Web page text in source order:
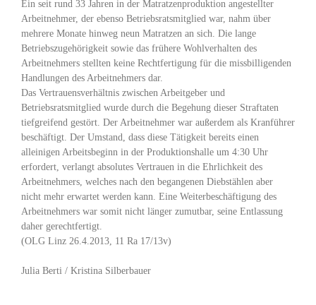
Ein seit rund 33 Jahren in der Matratzenproduktion angestellter
Arbeitnehmer, der ebenso Betriebsratsmitglied war, nahm über
mehrere Monate hinweg neun Matratzen an sich. Die lange
Betriebszugehörigkeit sowie das frühere Wohlverhalten des
Arbeitnehmers stellten keine Rechtfertigung für die missbilligenden
Handlungen des Arbeitnehmers dar.
Das Vertrauensverhältnis zwischen Arbeitgeber und
Betriebsratsmitglied wurde durch die Begehung dieser Straftaten
tiefgreifend gestört. Der Arbeitnehmer war außerdem als Kranführer
beschäftigt. Der Umstand, dass diese Tätigkeit bereits einen
alleinigen Arbeitsbeginn in der Produktionshalle um 4:30 Uhr
erfordert, verlangt absolutes Vertrauen in die Ehrlichkeit des
Arbeitnehmers, welches nach den begangenen Diebstählen aber
nicht mehr erwartet werden kann. Eine Weiterbeschäftigung des
Arbeitnehmers war somit nicht länger zumutbar, seine Entlassung
daher gerechtfertigt.
(OLG Linz 26.4.2013, 11 Ra 17/13v)
Julia Berti / Kristina Silberbauer